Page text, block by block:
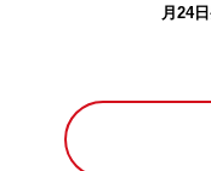
月24
著者
件怪